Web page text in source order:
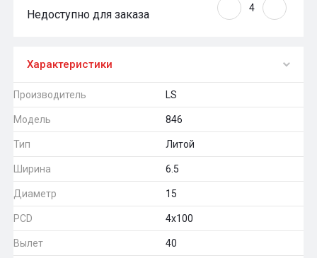
Недоступно для заказа
Характеристики
Производитель LS
Модель 846
Тип Литой
Ширина 6.5
Диаметр 15
PCD 4x100
Вылет 40